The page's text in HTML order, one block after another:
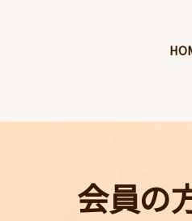
会員の